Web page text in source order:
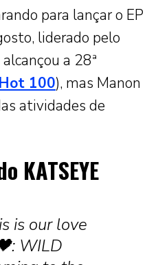
para lançar o EP
liderado pelo
a 28ª
100), mas Manon
atividades de
KATSEYE
is our love
WILD